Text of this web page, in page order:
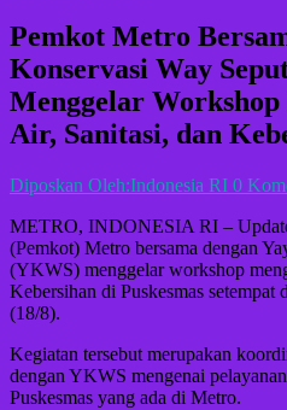
Pemkot Metro
Konservasi Way
Menggelar
Air, Sanitasi, dan
Diposkan Oleh:Indonesia RI 0
METRO, INDONESIA RI –
(Pemkot) Metro bersama dengan
(YKWS) menggelar workshop
Kebersihan di Puskesmas
(18/8).
Kegiatan tersebut merupakan
dengan YKWS mengenai
Puskesmas yang ada di Metro.